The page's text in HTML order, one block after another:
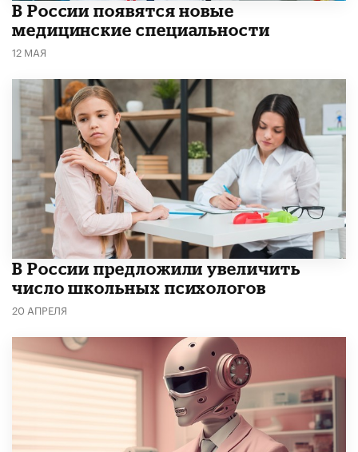
В России появятся новые
медицинские специальности
12 МАЯ
В России предложили увеличить
число школьных психологов
20 АПРЕЛЯ